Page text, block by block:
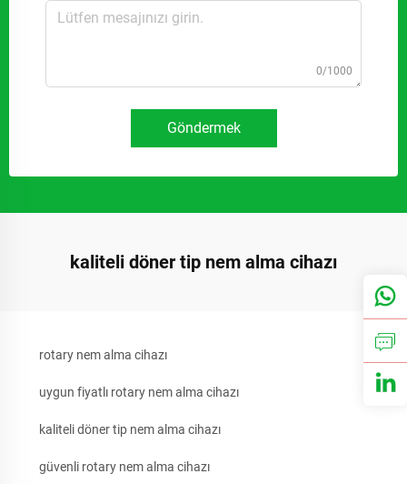
0/1000
Göndermek
kaliteli döner tip nem alma cihazı
rotary nem alma cihazı
uygun fiyatlı rotary nem alma cihazı
kaliteli döner tip nem alma cihazı
güvenli rotary nem alma cihazı